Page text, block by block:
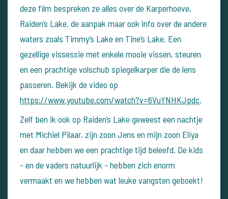
deze film bespreken ze alles over de Karperhoeve,
Raiden’s Lake, de aanpak maar ook info over de andere
waters zoals Timmy’s Lake en Tine’s Lake. Een
gezellige vissessie met enkele mooie vissen, steuren
en een prachtige volschub spiegelkarper die de lens
passeren. Bekijk de video op
https://www.youtube.com/watch?v=6VuYNHKJpdc.
Zelf ben ik ook op Raiden’s Lake geweest een nachtje
met Michiel Pilaar, zijn zoon Jens en mijn zoon Eliya
en daar hebben we een prachtige tijd beleefd. De kids
- en de vaders natuurlijk - hebben zich enorm
vermaakt en we hebben wat leuke vangsten geboekt!